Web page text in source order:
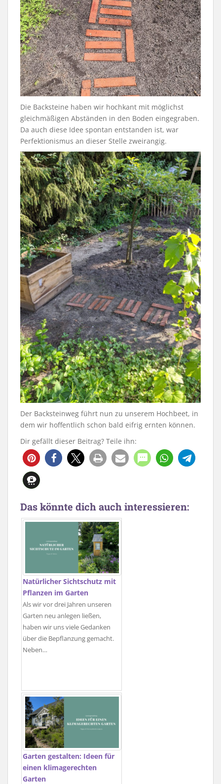
Die Backsteine haben wir hochkant mit möglichst
gleichmäßigen Abständen in den Boden eingegraben.
Da auch diese Idee spontan entstanden ist, war
Perfektionismus an dieser Stelle zweirangig.
Der Backsteinweg führt nun zu unserem Hochbeet, in
dem wir hoffentlich schon bald eifrig ernten können.
Dir gefällt dieser Beitrag? Teile ihn:
2369 48
Das könnte dich auch interessieren:
Natürlicher Sichtschutz mit
Pflanzen im Garten
Als wir vor drei Jahren unseren
Garten neu anlegen ließen,
haben wir uns viele Gedanken
über die Bepflanzung gemacht.
Neben…
Garten gestalten: Ideen für
einen klimagerechten
Garten